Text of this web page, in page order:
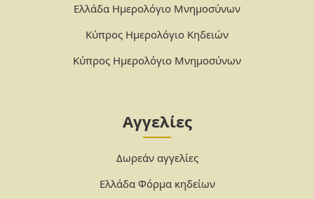
Ελλάδα Ημερολόγιο Μνημοσύνων
Κύπρος Ημερολόγιο Κηδειών
Κύπρος Ημερολόγιο Μνημοσύνων
Αγγελίες
Δωρεάν αγγελίες
Ελλάδα Φόρμα κηδείων